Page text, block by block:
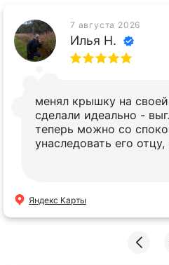
7 августа 2026
Илья Н.
менял крышку на
сделали идеально -
теперь можно со
унаследовать его отцу,
Яндекс Карты